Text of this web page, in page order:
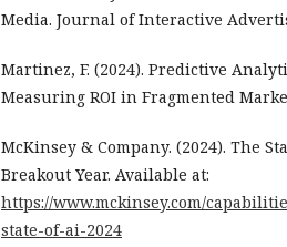
Media. Journal of Interactive
Martinez, F. (2024). Predictive
Measuring ROI in Fragmented
McKinsey & Company. (2024). The
Breakout Year. Available at:
https://www.mckinsey.com/
state-of-ai-2024